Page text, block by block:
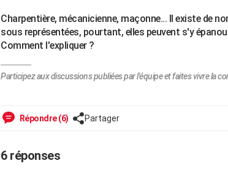
Charpentière, mécanicienne, maçonne... Il existe de
sous représentées, pourtant, elles peuvent s'y
Comment l'expliquer ?
Participez aux discussions publiées par l'équipe et faites vivre la
Répondre (6) Partager
6 réponses